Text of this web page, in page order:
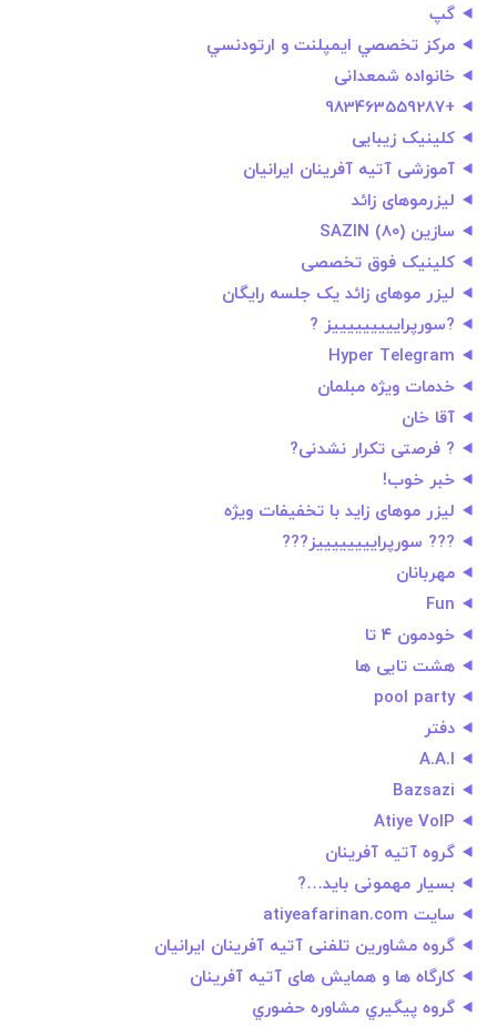
گپ
مركز تخصصي ايمپلنت و ارتودنسي
خانواده شمعدانی
+983463559287
کلینیک زیبایی
آموزشی آتیه آفرینان ایرانیان
لیزرموهاى زائد
سازین SAZIN (80)
کلینیک فوق تخصصی
لیزر موهای زائد یک جلسه رایگان
?سورپرايييييييييز ?
Hyper Telegram
خدمات ویژه مبلمان
آقا خان
? فرصتى تكرار نشدنى?
خبر خوب!
لیزر موهای زاید با تخفیفات ویژه
??? سورپراييييييييز???
مهربانان
Fun
خودمون ٤ تا
هشت تایی ها
pool party
دفتر
A.A.I
Bazsazi
Atiye VoIP
گروه آتیه آفرینان
بسيار مهمونی باید…?
سایت atiyeafarinan.com
گروه مشاورین تلفنی آتیه آفرینان ایرانیان
کارگاه ها و همایش های آتیه آفرینان
گروه پيگيري مشاوره حضوري